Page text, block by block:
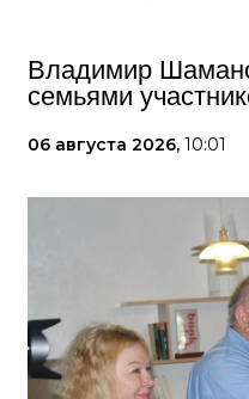
Владимир
семьями
06 августа 2026, 10:01